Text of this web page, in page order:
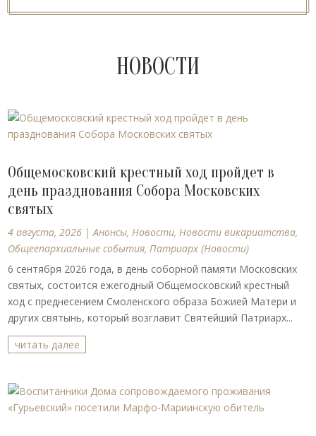
НОВОСТИ
Общемосковский крестный ход пройдет в
день празднования Собора Московских
святых
4 августа, 2026 |Анонсы,Новости,Новости викариатства,
Общеепархиальные события,Патриарх (Новости)
6 сентября 2026 года, в день соборной памяти Московских
святых, состоится ежегодный Общемосковский крестный
ход с преднесением Смоленского образа Божией Матери и
других святынь, который возглавит Святейший Патриарх...
читать далее